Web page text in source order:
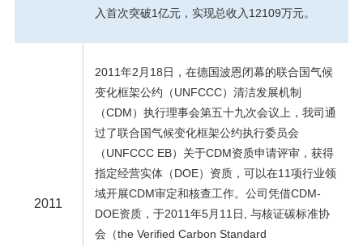
入首次突破1亿元，实现总收入12109万元。
2011
2011年2月18日，在德国波恩闭幕的联合国气候
变化框架公约（UNFCCC）清洁发展机制
（CDM）执行理事会第五十九次会议上，我司通
过了联合国气候变化框架公约执行委员会
（UNFCCC EB）关于CDM资质申请评审，获得
指定经营实体（DOE）资质，可以在11项行业领
域开展CDM审定和核查工作。公司凭借CDM-
DOE资质，于2011年5月11日, 与核证碳标准协
会（the Verified Carbon Standard